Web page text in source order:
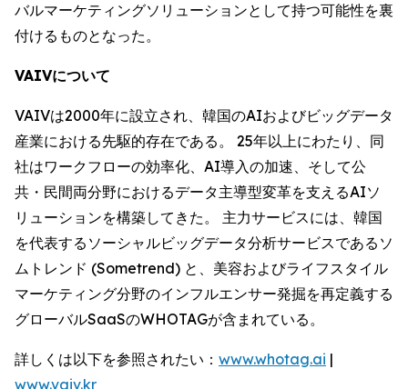
バルマーケティングソリューションとして持つ可能性を裏
付けるものとなった。
VAIVについて
VAIVは2000年に設立され、韓国のAIおよびビッグデータ
産業における先駆的存在である。 25年以上にわたり、同
社はワークフローの効率化、AI導入の加速、そして公
共・民間両分野におけるデータ主導型変革を支えるAIソ
リューションを構築してきた。 主力サービスには、韓国
を代表するソーシャルビッグデータ分析サービスであるソ
ムトレンド (Sometrend) と、美容およびライフスタイル
マーケティング分野のインフルエンサー発掘を再定義する
グローバルSaaSのWHOTAGが含まれている。
詳しくは以下を参照されたい： www.whotag.ai |
www.vaiv.kr